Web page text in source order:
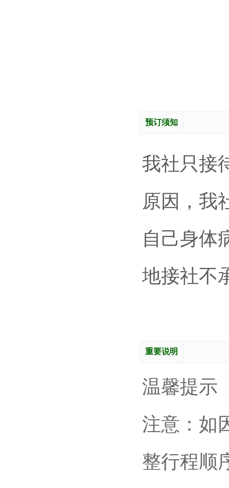
预订须知
我社只接
原因，我
自己身体
地接社不
重要说明
温馨提示
注意：如
整行程顺